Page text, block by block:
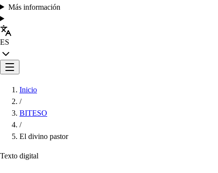
Más información
ES
Inicio
/
BITESO
/
El divino pastor
Texto digital